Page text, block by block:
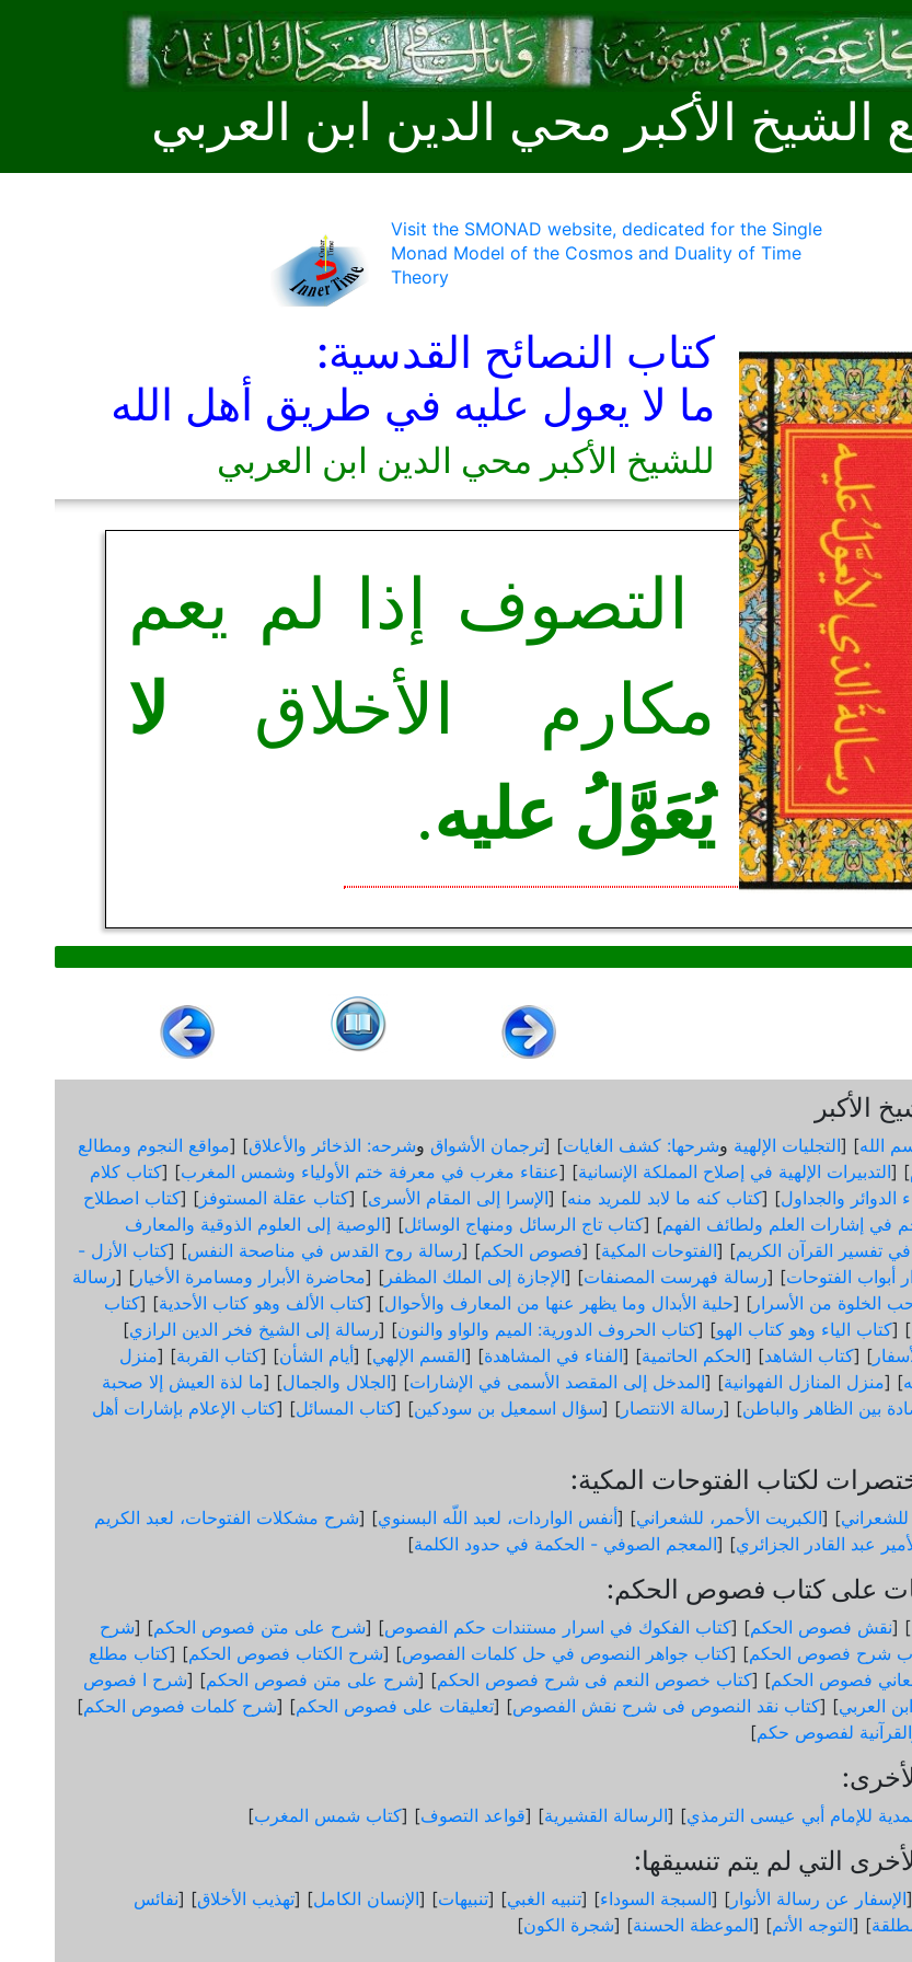
الشيخ الأكبر محي الدين ابن العربي
Visit the SMONAD website, dedicated for the Single
Monad Model of the Cosmos and Duality of Time
Theory
كتاب النصائح القدسية:
ما لا يعول عليه في طريق أهل الله
للشيخ الأكبر محي الدين ابن العربي
التصوف إذا لم يعم
مكارم الأخلاق لا
يُعَوَّلُ عليه.
الأكبر
الله] [التجليات الإلهية وشرحها: كشف الغايات] [ترجمان الأشواق وشرحه: الذخائر والأعلاق] [مواقع النجوم ومطالع
] [التدبيرات الإلهية في إصلاح المملكة الإنسانية] [عنقاء مغرب في معرفة ختم الأولياء وشمس المغرب] [كتاب كلام
الدوائر والجداول] [كتاب كنه ما لابد للمريد منه] [الإسرا إلى المقام الأسرى] [كتاب عقلة المستوفز ] [كتاب اصطلاح
في إشارات العلم ولطائف الفهم] [كتاب تاج الرسائل ومنهاج الوسائل] [الوصية إلى العلوم الذوقية والمعارف
تفسير القرآن الكريم] [الفتوحات المكية] [فصوص الحكم] [رسالة روح القدس في مناصحة النفس] [كتاب الأزل -
أبواب الفتوحات] [رسالة فهرست المصنفات] [الإجازة إلى الملك المظفر ] [محاضرة الأبرار ومسامرة الأخيار ] [رسالة
الخلوة من الأسرار ] [حلية الأبدال وما يظهر عنها من المعارف والأحوال] [كتاب الألف وهو كتاب الأحدية] [كتاب
] [كتاب الياء وهو كتاب الهو] [كتاب الحروف الدورية: الميم والواو والنون] [رسالة إلى الشيخ فخر الدين الرازي]
] [كتاب الشاهد] [الحكم الحاتمية] [الفناء في المشاهدة] [القسم الإلهي] [أيام الشأن] [كتاب القربة] [منزل
] [منزل المنازل الفهوانية] [المدخل إلى المقصد الأسمى في الإشارات] [الجلال والجمال] [ما لذة العيش إلا صحبة
بين الظاهر والباطن] [رسالة الانتصار ] [سؤال اسمعيل بن سودكين] [كتاب المسائل] [كتاب الإعلام بإشارات أهل
لكتاب الفتوحات المكية:
للشعراني] [الكبريت الأحمر، للشعراني] [أنفس الواردات، لعبد اللّه البسنوي] [شرح مشكلات الفتوحات، لعبد الكريم
عبد القادر الجزائري] [المعجم الصوفي - الحكمة في حدود الكلمة]
على كتاب فصوص الحكم:
] [نقش فصوص الحكم] [كتاب الفكوك في اسرار مستندات حكم الفصوص] [شرح على متن فصوص الحكم] [شرح
شرح فصوص الحكم] [كتاب جواهر النصوص في حل كلمات الفصوص] [شرح الكتاب فصوص الحكم] [كتاب مطلع
فصوص الحكم] [كتاب خصوص النعم فى شرح فصوص الحكم] [شرح على متن فصوص الحكم] [شرح ا فصوص
العربي] [كتاب نقد النصوص فى شرح نقش الفصوص] [تعليقات على فصوص الحكم] [شرح كلمات فصوص الحكم]
لفصوص حكم]
للإمام أبي عيسى الترمذي] [الرسالة القشيرية] [قواعد التصوف] [كتاب شمس المغرب]
التي لم يتم تنسيقها:
الإسفار عن رسالة الأنوار ] [السبجة السوداء] [تنبيه الغبي] [تنبيهات] [الإنسان الكامل] [تهذيب الأخلاق] [نفائس
] [التوجه الأتم] [الموعظة الحسنة] [شجرة الكون]